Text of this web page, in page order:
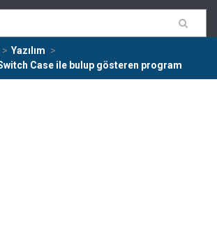
Yazılım
Case ile bulup gösteren program